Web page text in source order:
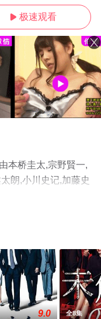
 极速观看
本桥圭太,宗野賢一,
朗,小川史记,加藤史
剧，手机免费观看
情网等平台了解。
9.0 全8集